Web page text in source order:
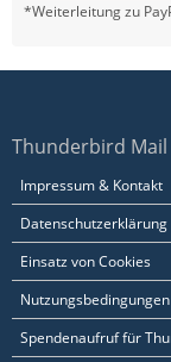
*Weiterleitung zu
Thunderbird Mail
Impressum & Kontakt
Datenschutzerklärung
Einsatz von Cookies
Nutzungsbedingungen
Spendenaufruf für